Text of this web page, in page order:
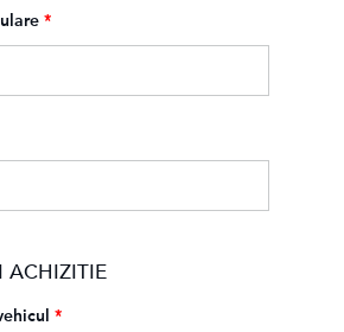
*
ACHIZITIE
*